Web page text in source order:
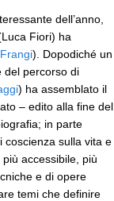
dell’anno,
Fiori) ha
). Dopodiché un
del percorso di
) ha assemblato il
– edito alla fine del
in parte
coscienza sulla vita e
più accessibile, più
e di opere
temi che definire